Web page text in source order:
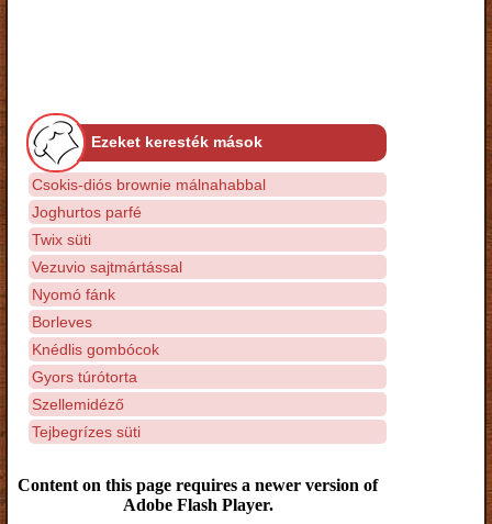
Ezeket keresték mások
Csokis-diós brownie málnahabbal
Joghurtos parfé
Twix süti
Vezuvio sajtmártással
Nyomó fánk
Borleves
Knédlis gombócok
Gyors túrótorta
Szellemidéző
Tejbegrízes süti
Content on this page requires a newer version of
Adobe Flash Player.